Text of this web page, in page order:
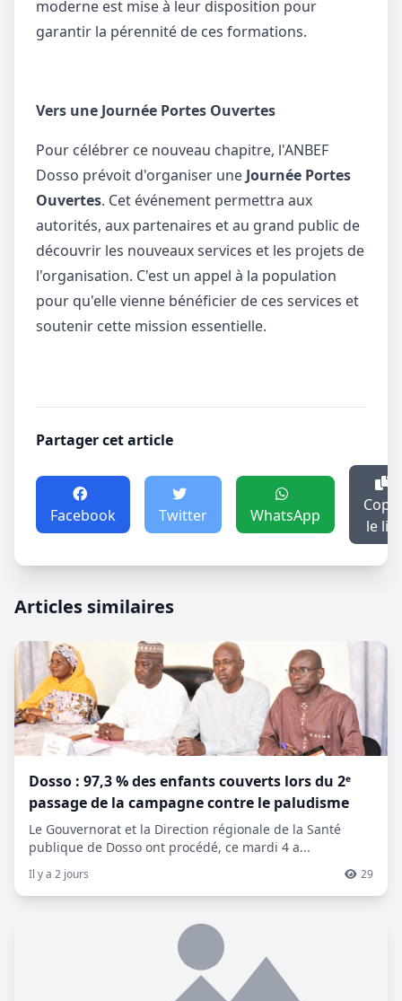
moderne est mise à leur disposition pour
garantir la pérennité de ces formations.
Vers une Journée Portes Ouvertes
Pour célébrer ce nouveau chapitre, l'ANBEF
Dosso prévoit d'organiser une Journée Portes
Ouvertes. Cet événement permettra aux
autorités, aux partenaires et au grand public de
découvrir les nouveaux services et les projets de
l'organisation. C'est un appel à la population
pour qu'elle vienne bénéficier de ces services et
soutenir cette mission essentielle.
Partager cet article
Facebook Twitter WhatsApp
le
Articles similaires
Dosso : 97,3 % des enfants couverts lors du 2ᵉ
passage de la campagne contre le paludisme
Le Gouvernorat et la Direction régionale de la Santé
publique de Dosso ont procédé, ce mardi 4 a...
Il y a 2 jours 29